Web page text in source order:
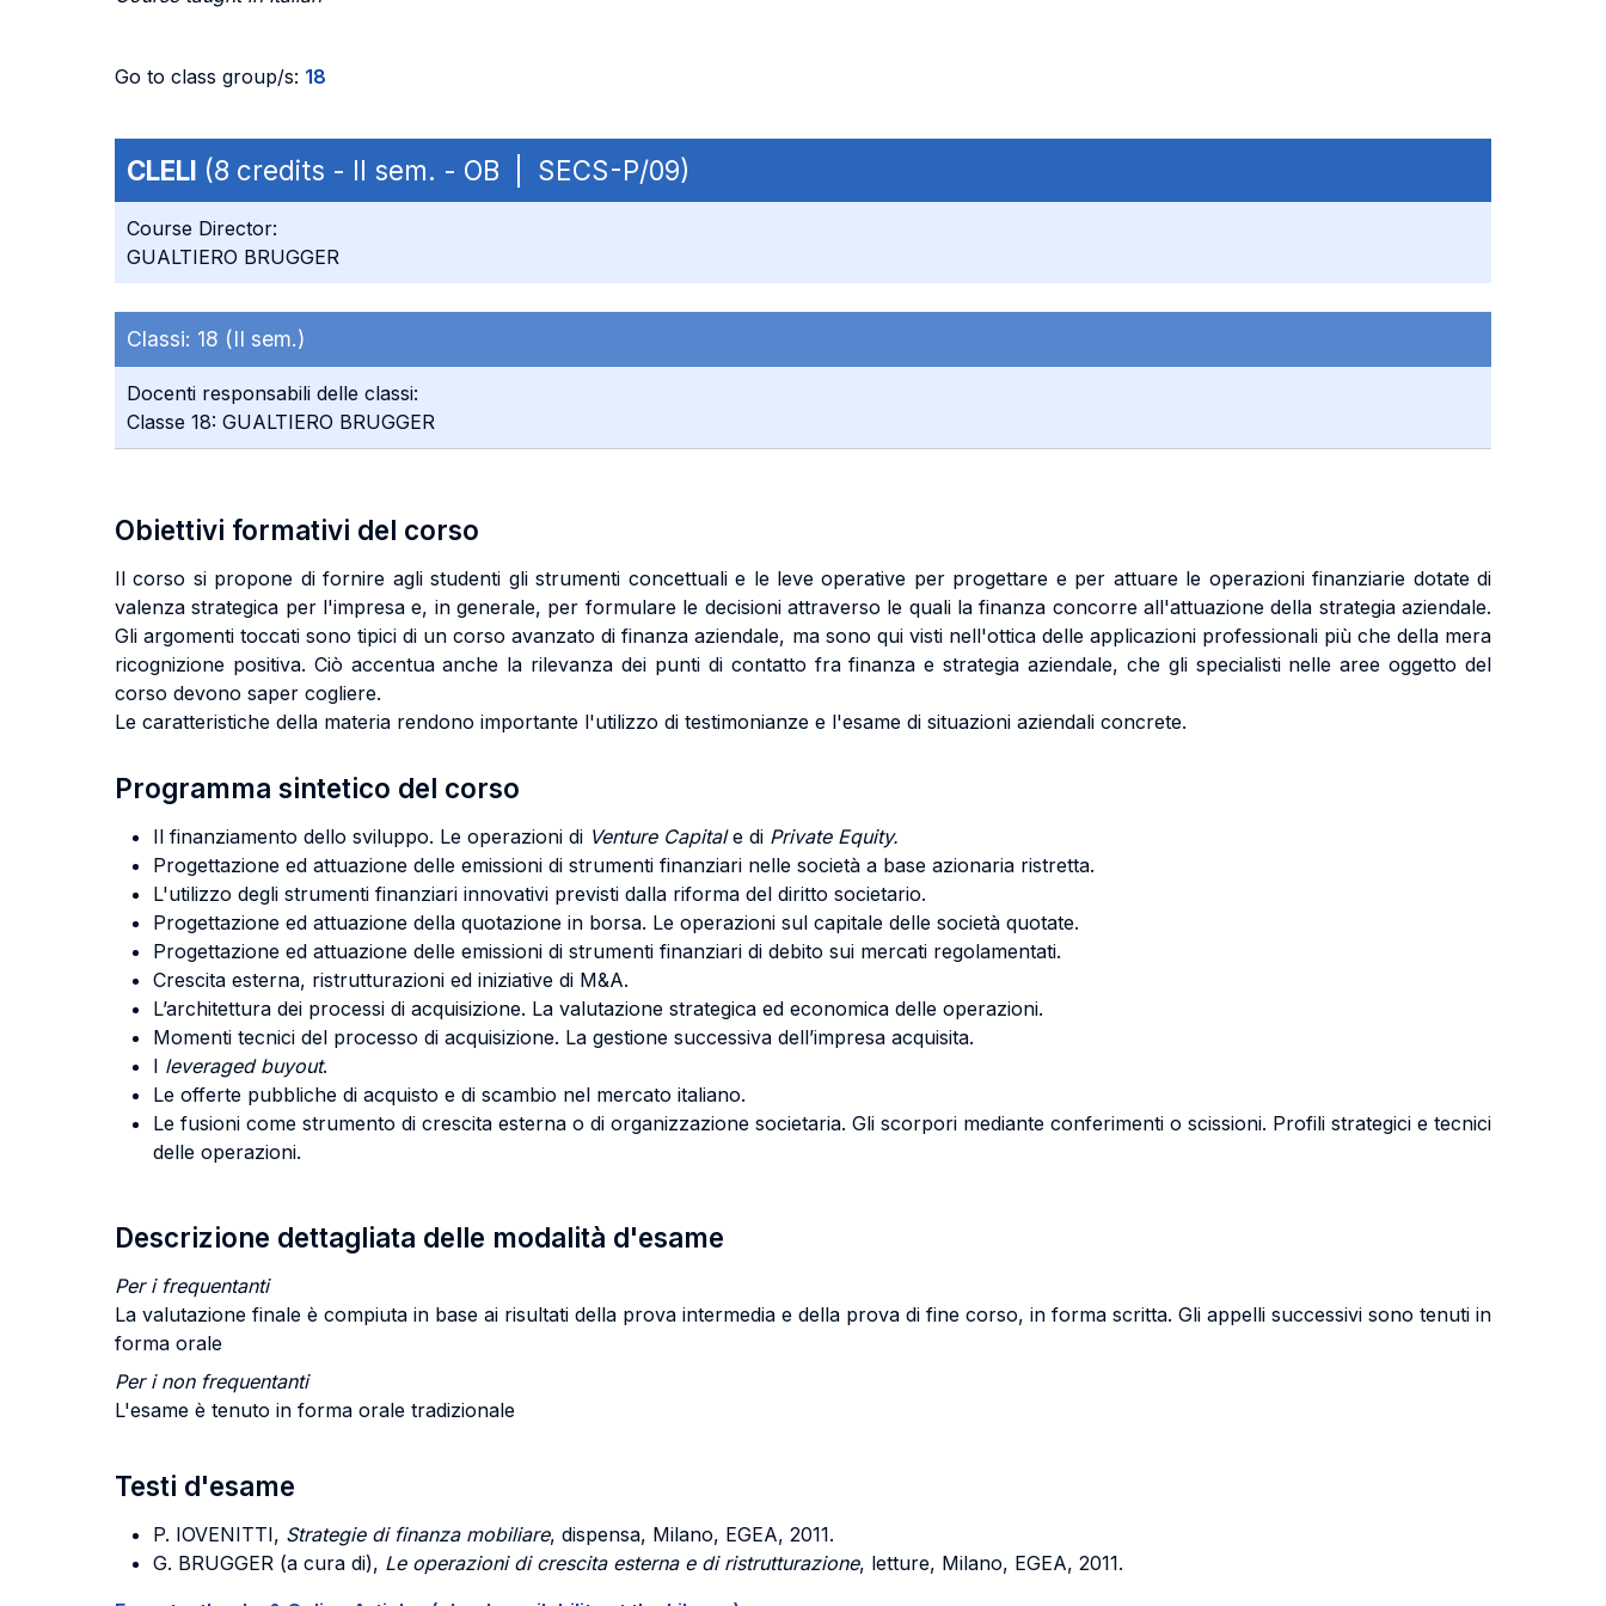
Go to class group/s: 18
CLELI (8 credits - II sem. - OB | SECS-P/09)
Course Director:
GUALTIERO BRUGGER
Classi: 18 (II sem.)
Docenti responsabili delle classi:
Classe 18: GUALTIERO BRUGGER
Obiettivi formativi del corso
Il corso si propone di fornire agli studenti gli strumenti concettuali e le leve operative per progettare e per attuare le operazioni finanziarie dotate di
valenza strategica per l'impresa e, in generale, per formulare le decisioni attraverso le quali la finanza concorre all'attuazione della strategia aziendale.
Gli argomenti toccati sono tipici di un corso avanzato di finanza aziendale, ma sono qui visti nell'ottica delle applicazioni professionali più che della mera
ricognizione positiva. Ciò accentua anche la rilevanza dei punti di contatto fra finanza e strategia aziendale, che gli specialisti nelle aree oggetto del
corso devono saper cogliere.
Le caratteristiche della materia rendono importante l'utilizzo di testimonianze e l'esame di situazioni aziendali concrete.
Programma sintetico del corso
Il finanziamento dello sviluppo. Le operazioni di Venture Capitale di Private Equity.
Progettazione ed attuazione delle emissioni di strumenti finanziari nelle società a base azionaria ristretta.
L'utilizzo degli strumenti finanziari innovativi previsti dalla riforma del diritto societario.
Progettazione ed attuazione della quotazione in borsa. Le operazioni sul capitale delle società quotate.
Progettazione ed attuazione delle emissioni di strumenti finanziari di debito sui mercati regolamentati.
Crescita esterna, ristrutturazioni ed iniziative di M&A.
L’architettura dei processi di acquisizione. La valutazione strategica ed economica delle operazioni.
Momenti tecnici del processo di acquisizione. La gestione successiva dell’impresa acquisita.
I leveraged buyout.
Le offerte pubbliche di acquisto e di scambio nel mercato italiano.
Le fusioni come strumento di crescita esterna o di organizzazione societaria. Gli scorpori mediante conferimenti o scissioni. Profili strategici e tecnici
delle operazioni.
Descrizione dettagliata delle modalità d'esame
Per i frequentanti
La valutazione finale è compiuta in base ai risultati della prova intermedia e della prova di fine corso, in forma scritta. Gli appelli successivi sono tenuti in
forma orale
Per i non frequentanti
L'esame è tenuto in forma orale tradizionale
Testi d'esame
P. IOVENITTI, Strategie di finanza mobiliare, dispensa, Milano, EGEA, 2011.
G. BRUGGER (a cura di), Le operazioni di crescita esterna e di ristrutturazione, letture, Milano, EGEA, 2011.